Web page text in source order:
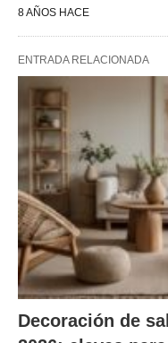
8 AÑOS HACE
ENTRADA RELACIONADA
Decoración de